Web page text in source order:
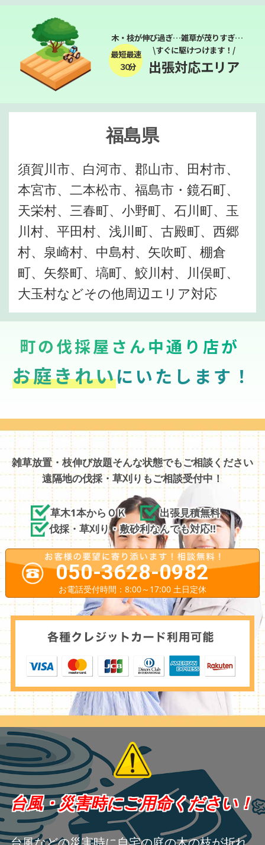
木・枝が伸び過ぎ…雑草が茂りすぎ…
最短最速
３０分
\すぐに駆けつけます！/
出張対応エリア
福島県
須賀川市、白河市、郡山市、田村市、
本宮市、二本松市、福島市・鏡石町、
天栄村、三春町、小野町、石川町、玉
川村、平田村、浅川町、古殿町、西郷
村、泉崎村、中島村、矢吹町、棚倉
町、矢祭町、塙町、鮫川村、川俣町、
大玉村などその他周辺エリア対応
町の伐採屋さん中通り店が
お庭きれいにいたします！
雑草放置・枝伸び放題そんな状態でもご相談ください
遠隔地の伐採・草刈りもご相談受付中！
草木1本からＯＫ
出張見積無料
伐採・草刈り・敷砂利なんでも対応!!
050-3628-0982
お電話受付時間：8:00～17:00 土日定休
台風・災害時にご用命ください！